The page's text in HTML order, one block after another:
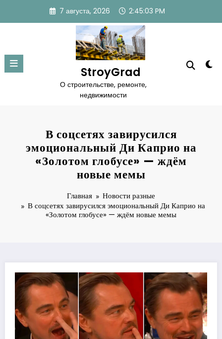
содержимому
7 августа, 2026 2:45:05 PM
StroyGrad
О строительстве, ремонте,
недвижимости
В соцсетях завирусился
эмоциональный Ди Каприо на
«Золотом глобусе» — ждём
новые мемы
Главная
Новости разные
В соцсетях завирусился эмоциональный Ди Каприо на
«Золотом глобусе» — ждём новые мемы